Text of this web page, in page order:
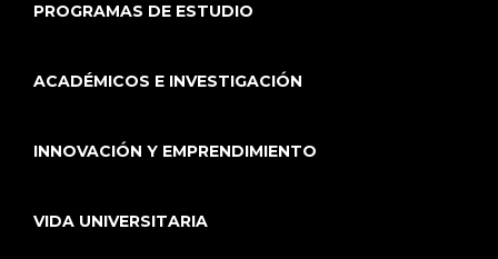
PROGRAMAS DE ESTUDIO
ACADÉMICOS E INVESTIGACIÓN
INNOVACIÓN Y EMPRENDIMIENTO
VIDA UNIVERSITARIA